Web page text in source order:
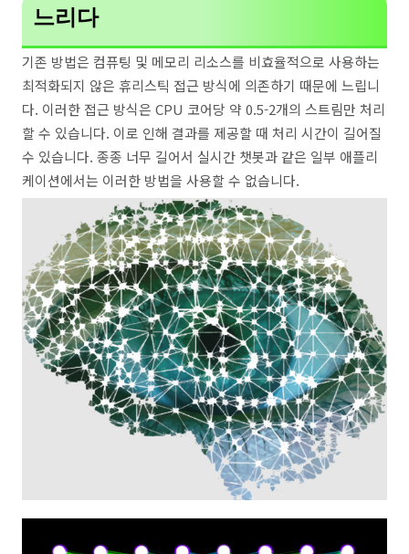
느리다
기존 방법은 컴퓨팅 및 메모리 리소스를 비효율적으로 사용하는
최적화되지 않은 휴리스틱 접근 방식에 의존하기 때문에 느립니
다. 이러한 접근 방식은 CPU 코어당 약 0.5-2개의 스트림만 처리
할 수 있습니다. 이로 인해 결과를 제공할 때 처리 시간이 길어질
수 있습니다. 종종 너무 길어서 실시간 챗봇과 같은 일부 애플리
케이션에서는 이러한 방법을 사용할 수 없습니다.